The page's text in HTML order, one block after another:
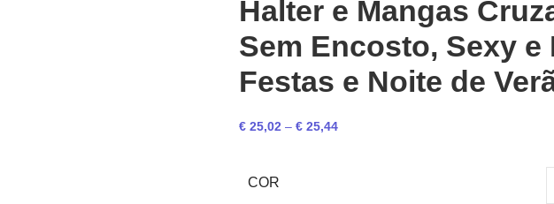
Halter e Mangas
Sem Encosto, Sexy e
Festas e Noite de
€ 25,02 – € 25,44
COR